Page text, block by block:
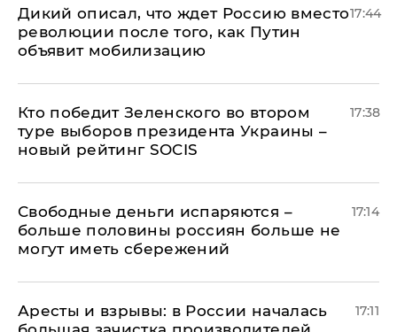
Дикий описал, что ждет Россию вместо
революции после того, как Путин
объявит мобилизацию
17:44
Кто победит Зеленского во втором
туре выборов президента Украины –
новый рейтинг SOCIS
17:38
Свободные деньги испаряются –
больше половины россиян больше не
могут иметь сбережений
17:14
Аресты и взрывы: в России началась
17:11